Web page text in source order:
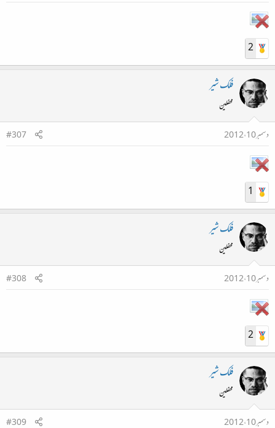
2
فلک شیر
محفلین
دسمبر 10، 2012
#307
1
فلک شیر
محفلین
دسمبر 10، 2012
#308
2
فلک شیر
محفلین
دسمبر 10، 2012
#309